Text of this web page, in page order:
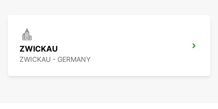
ZWICKAU
ZWICKAU - GERMANY